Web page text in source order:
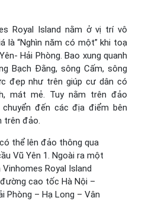
Royal Island nằm ở vị trí vô
là “Nghìn năm có một” khi toạ
Hải Phòng. Bao xung quanh
Bạch Đằng, sông Cấm, sông
đẹp như trên giúp cư dân có
mát mẻ. Tuy nằm trên đảo
đến các địa điểm bên
trên đảo.
thể lên đảo thông qua
Vũ Yên 1. Ngoài ra một
Royal Island
cao tốc Hà Nội –
Phòng – Hạ Long – Vân